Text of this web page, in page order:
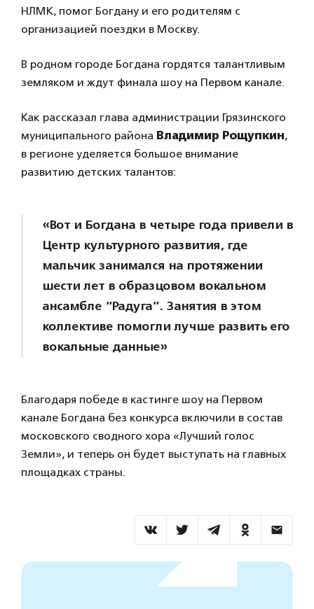
НЛМК, помог Богдану и его родителям с
организацией поездки в Москву.
В родном городе Богдана гордятся талантливым
земляком и ждут финала шоу на Первом канале.
Как рассказал глава администрации Грязинского
муниципального района Владимир Рощупкин,
в регионе уделяется большое внимание
развитию детских талантов:
«Вот и Богдана в четыре года привели в
Центр культурного развития, где
мальчик занимался на протяжении
шести лет в образцовом вокальном
ансамбле “Радуга”. Занятия в этом
коллективе помогли лучше развить его
вокальные данные»
Благодаря победе в кастинге шоу на Первом
канале Богдана без конкурса включили в состав
московского сводного хора «Лучший голос
Земли», и теперь он будет выступать на главных
площадках страны.